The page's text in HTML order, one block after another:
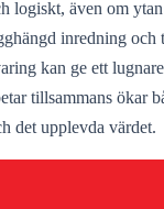
logiskt, även om ytan
inredning och
kan ge ett
tillsammans ökar
det upplevda värdet.